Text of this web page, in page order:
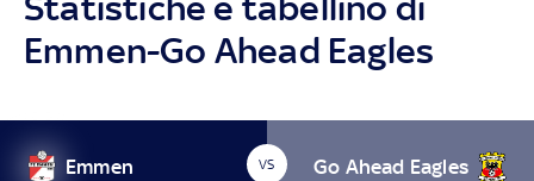
Emmen-Go Ahead Eagles
Emmen VS Go Ahead Eagles